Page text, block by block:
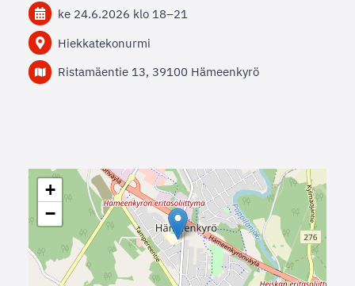
ke 24.6.2026 klo 18–21
Hiekkatekonurmi
Ristamäentie 13, 39100 Hämeenkyrö
+
−